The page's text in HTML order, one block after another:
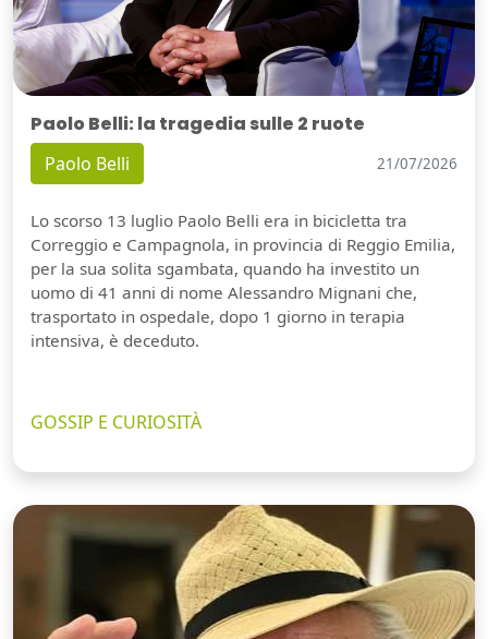
Paolo Belli: la tragedia sulle 2 ruote
Paolo Belli 21/07/2026
Lo scorso 13 luglio Paolo Belli era in bicicletta tra
Correggio e Campagnola, in provincia di Reggio Emilia,
per la sua solita sgambata, quando ha investito un
uomo di 41 anni di nome Alessandro Mignani che,
trasportato in ospedale, dopo 1 giorno in terapia
intensiva, è deceduto.
GOSSIP E CURIOSITÀ